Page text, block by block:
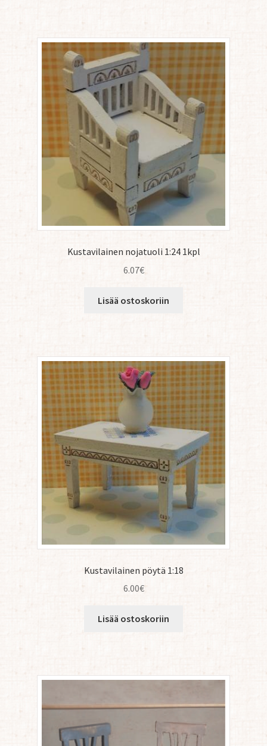
Kustavilainen nojatuoli 1:24 1kpl
6.07€
Lisää ostoskoriin
Kustavilainen pöytä 1:18
6.00€
Lisää ostoskoriin